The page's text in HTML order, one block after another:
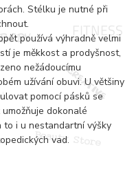
Stélku je nutné při
používá výhradně velmi
je měkkost a prodyšnost,
nežádoucímu
užívání obuvi. U většiny
pomocí pásků se
dokonalé
to i u nestandartní výšky
vad.